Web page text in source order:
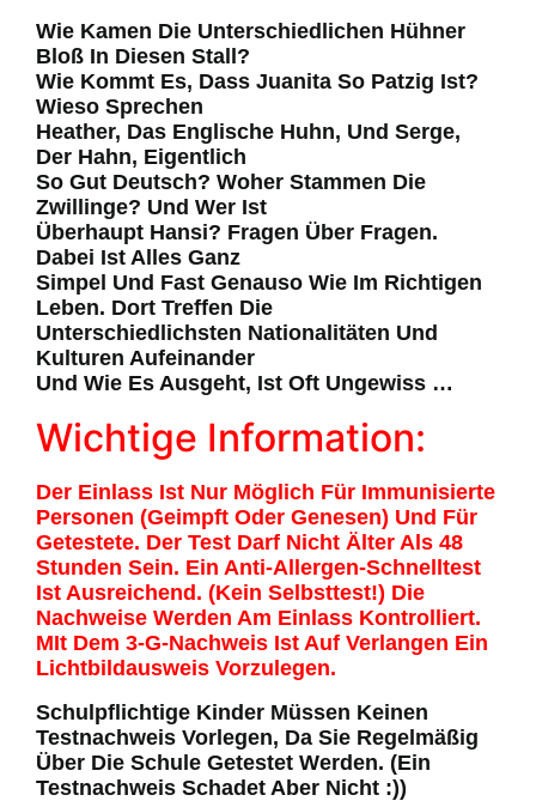
Wie Kamen Die Unterschiedlichen Hühner
Bloß In Diesen Stall?
Wie Kommt Es, Dass Juanita So Patzig Ist?
Wieso Sprechen
Heather, Das Englische Huhn, Und Serge,
Der Hahn, Eigentlich
So Gut Deutsch? Woher Stammen Die
Zwillinge? Und Wer Ist
Überhaupt Hansi? Fragen Über Fragen.
Dabei Ist Alles Ganz
Simpel Und Fast Genauso Wie Im Richtigen
Leben. Dort Treffen Die
Unterschiedlichsten Nationalitäten Und
Kulturen Aufeinander
Und Wie Es Ausgeht, Ist Oft Ungewiss …
Wichtige Information:
Der Einlass Ist Nur Möglich Für Immunisierte
Personen (geimpft Oder Genesen) Und Für
Getestete. Der Test Darf Nicht Älter Als 48
Stunden Sein. Ein Anti-Allergen-Schnelltest
Ist Ausreichend. (Kein Selbsttest!) Die
Nachweise Werden Am Einlass Kontrolliert.
MIt Dem 3-G-Nachweis Ist Auf Verlangen Ein
Lichtbildausweis Vorzulegen.
Schulpflichtige Kinder Müssen Keinen
Testnachweis Vorlegen, Da Sie Regelmäßig
Über Die Schule Getestet Werden. (Ein
Testnachweis Schadet Aber Nicht :))